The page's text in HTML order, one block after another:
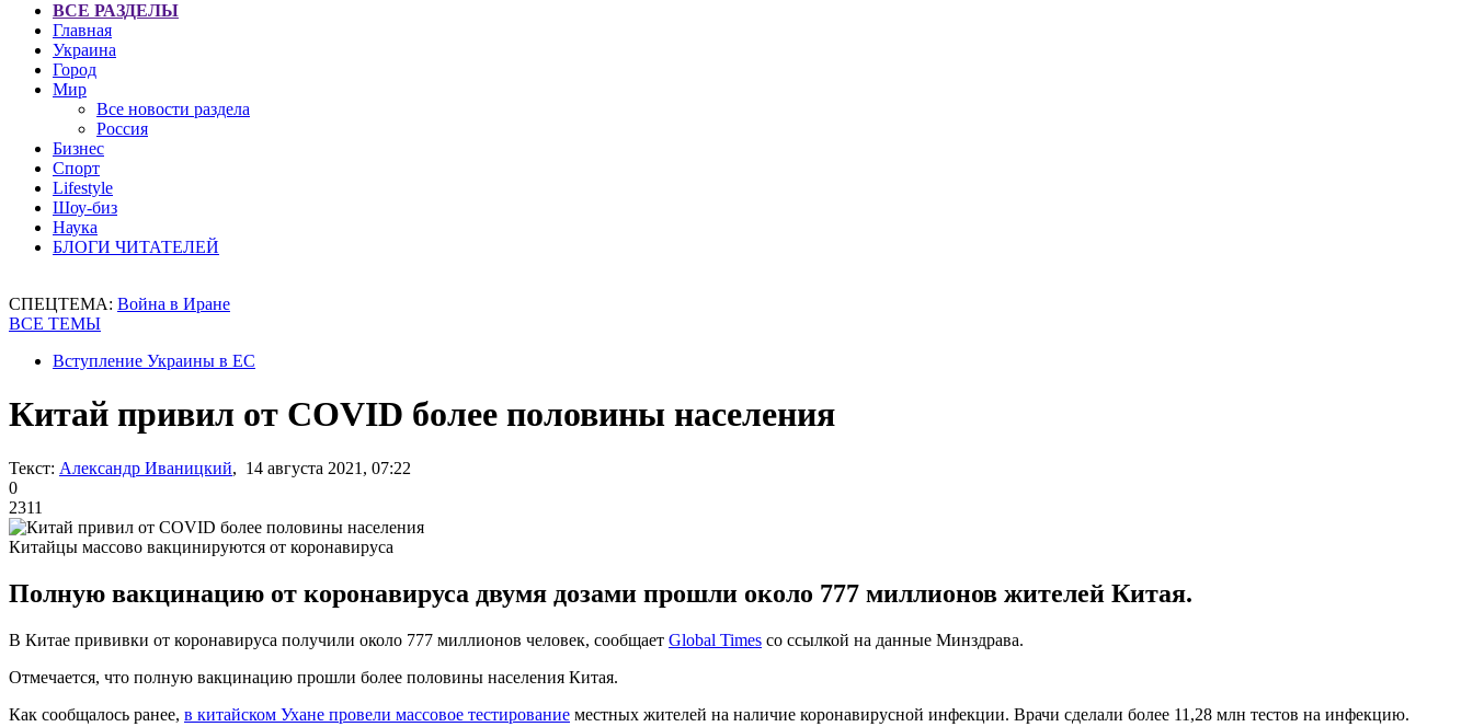
ВСЕ РАЗДЕЛЫ
Главная
Украина
Город
Мир
Все новости раздела
Россия
Бизнес
Спорт
Lifestyle
Шоу-биз
Наука
БЛОГИ ЧИТАТЕЛЕЙ
СПЕЦТЕМА: Война в Иране
ВСЕ ТЕМЫ
Вступление Украины в ЕС
Китай привил от COVID более половины населения
Текст: Александр Иваницкий, 14 августа 2021, 07:22
0
2311
Китайцы массово вакцинируются от коронавируса
Полную вакцинацию от коронавируса двумя дозами прошли около 777 миллионов жителей Китая.
В Китае прививки от коронавируса получили около 777 миллионов человек, сообщает Global Times со ссылкой на данные Минздрава.
Отмечается, что полную вакцинацию прошли более половины населения Китая.
Как сообщалось ранее, в китайском Ухане провели массовое тестирование местных жителей на наличие коронавирусной инфекции. Врачи сделали более 11,28 млн тестов на инфекцию.